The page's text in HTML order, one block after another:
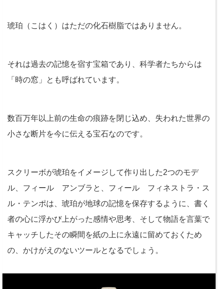
琥珀（こはく）はただの化石樹脂ではありません。
それは過去の記憶を宿す宝箱であり、科学者たちからは
「時の窓」とも呼ばれています。
数百万年以上前の生命の痕跡を閉じ込め、失われた世界の
小さな断片を今に伝える宝石なのです。
スクリーボが琥珀をイメージして作り出した2つのモデ
ル、フィール アンブラと、フィール フィネストラ・ス
ル・テンポは、琥珀が地球の記憶を保存するように、書く
者の心に浮かび上がった感情や思考、そして物語を言葉で
キャッチしたその瞬間を紙の上に永遠に留めておくため
の、かけがえのないツールとなるでしょう。